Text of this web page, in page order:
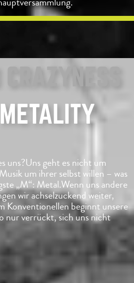
uns?Uns geht es nicht um
um ihrer selbst willen – was
„M“: Metal.Wenn uns andere
wir achselzuckend weiter,
Konventionellen beginnt unsere
nur verrückt, sich uns nicht